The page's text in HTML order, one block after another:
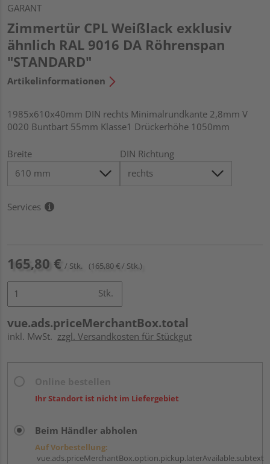
GARANT
Zimmertür CPL Weißlack exklusiv
ähnlich RAL 9016 DA Röhrenspan
"STANDARD"
Artikelinformationen
1985x610x40mm DIN rechts Minimalrundkante 2,8mm V
0020 Buntbart 55mm Klasse1 Drückerhöhe 1050mm
Breite DIN Richtung
Services
165,80 € / Stk. (165,80 € / Stk.)
Stk.
vue.ads.priceMerchantBox.total
inkl. MwSt. zzgl. Versandkosten für Stückgut
Ihr Standort ist nicht im Liefergebiet
Beim Händler abholen
Auf Vorbestellung:
vue.ads.priceMerchantBox.option.pickup.laterAvailable.subtext